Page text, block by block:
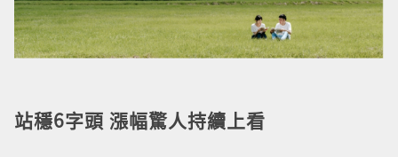
站穩6字頭 漲幅驚人持續上看